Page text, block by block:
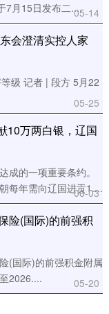
7月15日发布二....05-14
会澄清实控人家
级 记者 | 段方 5月22
05-25
10万两白银，辽国
成的一项重要条约。
每年需向辽国进贡1....
06-03
险(国际)的前强积
(国际)的前强积金附属
2026....
05-20